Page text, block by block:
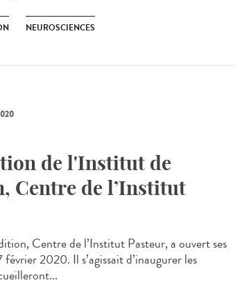
NEUROSCIENCES
de l'Institut de
Centre de l’Institut
Centre de l’Institut Pasteur, a ouvert ses
2020. Il s’agissait d’inaugurer les